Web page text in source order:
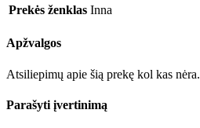
Prekės ženklas Inna
Apžvalgos
Atsiliepimų apie šią prekę kol kas nėra.
Parašyti įvertinimą